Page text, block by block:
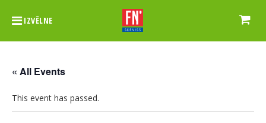
IZVĒLNE
« All Events
This event has passed.